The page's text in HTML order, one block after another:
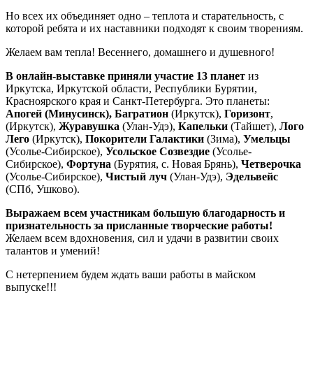
Но всех их объединяет одно – теплота и старательность, с
которой ребята и их наставники подходят к своим творениям.
Желаем вам тепла! Весеннего, домашнего и душевного!
В онлайн-выставке приняли участие 13 планет из
Иркутска, Иркутской области, Республики Бурятии,
Красноярского края и Санкт-Петербурга. Это планеты:
Апогей (Минусинск), Багратион (Иркутск), Горизонт,
(Иркутск), Журавушка (Улан-Удэ), Капельки (Тайшет), Лого
Лего (Иркутск), Покорители Галактики (Зима), Умельцы
(Усолье-Сибирское), Усольское Созвездие (Усолье-
Сибирское), Фортуна (Бурятия, с. Новая Брянь), Четверочка
(Усолье-Сибирское), Чистый луч (Улан-Удэ), Эдельвейс
(СПб, Ушково).
Выражаем всем участникам большую благодарность и
признательность за присланные творческие работы!
Желаем всем вдохновения, сил и удачи в развитии своих
талантов и умений!
С нетерпением будем ждать ваши работы в майском
выпуске!!!